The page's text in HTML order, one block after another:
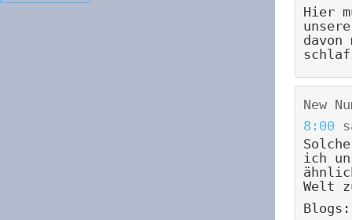
Hier
davon
New
8:00
ich
Welt